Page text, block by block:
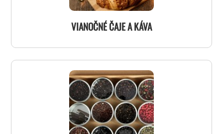
VIANOČNÉ ČAJE A KÁVA